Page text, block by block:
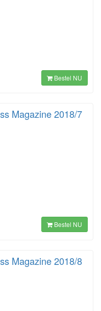
Bestel NU
Magazine 2018/7
Bestel NU
Magazine 2018/8